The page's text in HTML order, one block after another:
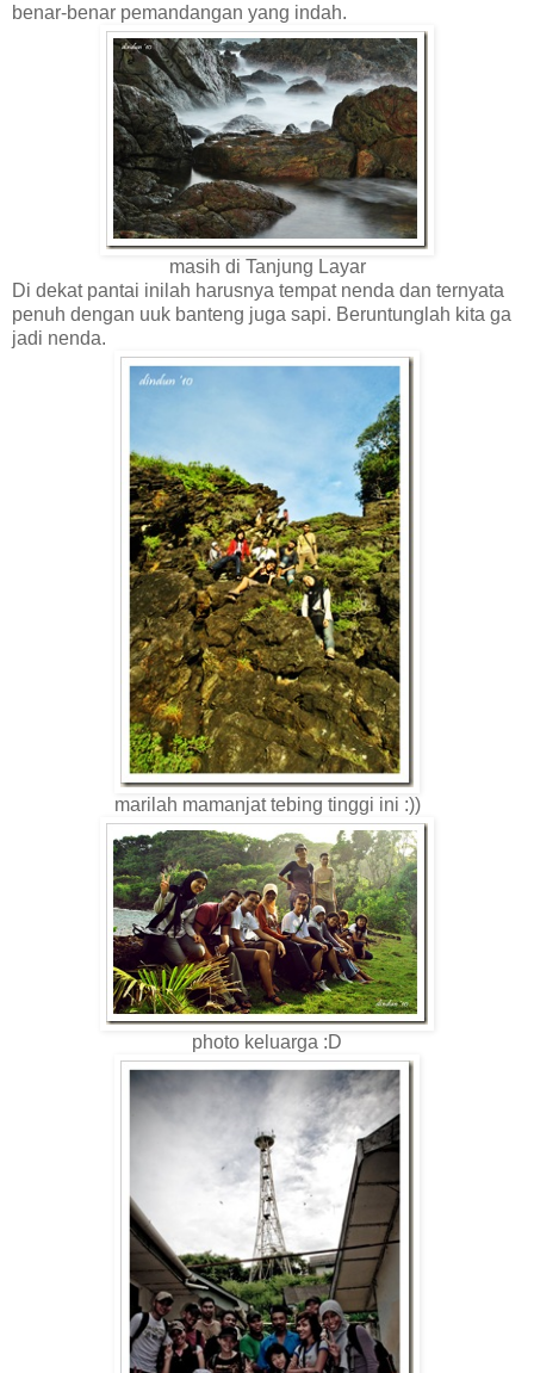
benar-benar pemandangan yang indah.
masih di Tanjung Layar
Di dekat pantai inilah harusnya tempat nenda dan ternyata
penuh dengan uuk banteng juga sapi. Beruntunglah kita ga
jadi nenda.
marilah mamanjat tebing tinggi ini :))
photo keluarga :D